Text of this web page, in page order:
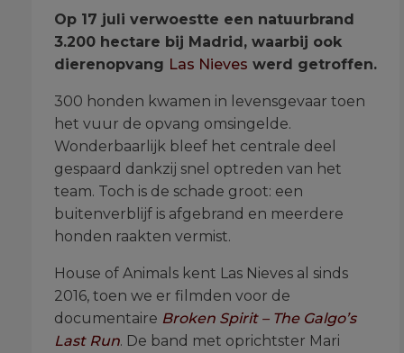
Op 17 juli verwoestte een natuurbrand
3.200 hectare bij Madrid, waarbij ook
dierenopvang Las Nieves werd getroffen.
300 honden kwamen in levensgevaar toen
het vuur de opvang omsingelde.
Wonderbaarlijk bleef het centrale deel
gespaard dankzij snel optreden van het
team. Toch is de schade groot: een
buitenverblijf is afgebrand en meerdere
honden raakten vermist.
House of Animals kent Las Nieves al sinds
2016, toen we er filmden voor de
documentaire Broken Spirit – The Galgo’s
Last Run. De band met oprichtster Mari